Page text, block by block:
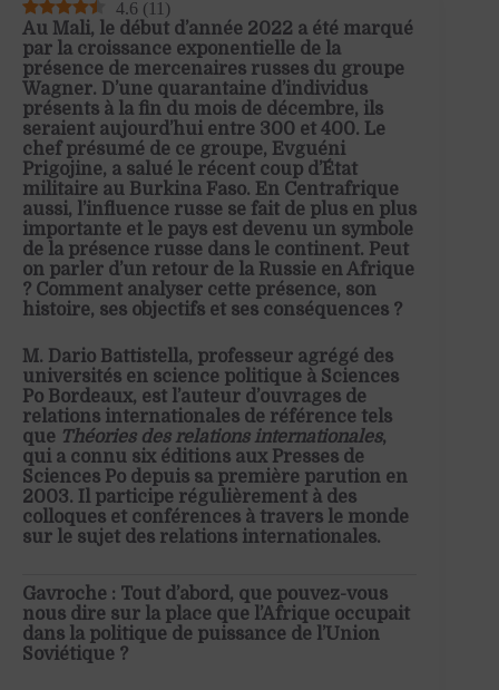
4.6 ( 11 )
Au Mali, le début d’année 2022 a été marqué
par la croissance exponentielle de la
présence de mercenaires russes du groupe
Wagner. D’une quarantaine d’individus
présents à la fin du mois de décembre, ils
seraient aujourd’hui entre 300 et 400. Le
chef présumé de ce groupe, Evguéni
Prigojine, a salué le récent coup d’État
militaire au Burkina Faso. En Centrafrique
aussi, l’influence russe se fait de plus en plus
importante et le pays est devenu un symbole
de la présence russe dans le continent. Peut
on parler d’un retour de la Russie en Afrique
? Comment analyser cette présence, son
histoire, ses objectifs et ses conséquences ?
M. Dario Battistella, professeur agrégé des
universités en science politique à Sciences
Po Bordeaux, est l’auteur d’ouvrages de
relations internationales de référence tels
que Théories des relations internationales,
qui a connu six éditions aux Presses de
Sciences Po depuis sa première parution en
2003. Il participe régulièrement à des
colloques et conférences à travers le monde
sur le sujet des relations internationales.
Gavroche : Tout d’abord, que pouvez-vous
nous dire sur la place que l’Afrique occupait
dans la politique de puissance de l’Union
Soviétique ?